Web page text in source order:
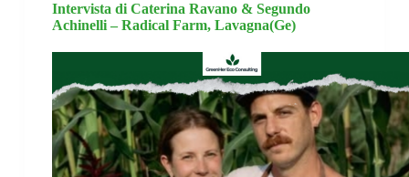
Intervista di Caterina Ravano & Segundo
Achinelli – Radical Farm, Lavagna(Ge)